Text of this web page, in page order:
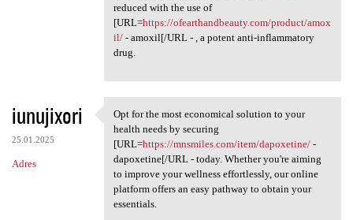
reduced with the use of
[URL=https://ofearthandbeauty.com/product/amox
il/- amoxil[/URL - , a potent anti-inflammatory
drug.
iunujixori
25.01.2025
Adres
Opt for the most economical
Opt for the most economical solution to your
health needs by securing
[URL=https://mnsmiles.com/item/dapoxetine/-
dapoxetine[/URL - today. Whether you're aiming
to improve your wellness effortlessly, our online
platform offers an easy pathway to obtain your
essentials.